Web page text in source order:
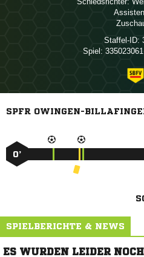
Staffel-ID:
Spiel:
SPFR OWINGEN-
0’
SPIELBERICHTE & NEWS
ES WURDEN LEIDER